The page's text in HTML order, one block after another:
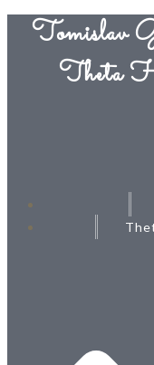
Tomislav
Theta